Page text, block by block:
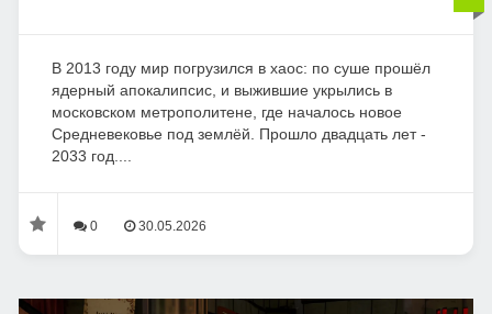
В 2013 году мир погрузился в хаос: по суше прошёл
ядерный апокалипсис, и выжившие укрылись в
московском метрополитене, где началось новое
Средневековье под землёй. Прошло двадцать лет -
2033 год....
0 30.05.2026